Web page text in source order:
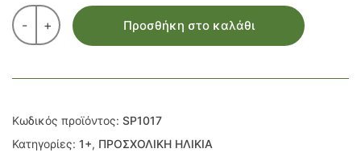
- + Προσθήκη στο καλάθι
Κωδικός προϊόντος: SP1017
Κατηγορίες: 1+, ΠΡΟΣΧΟΛΙΚΗ ΗΛΙΚΙΑ